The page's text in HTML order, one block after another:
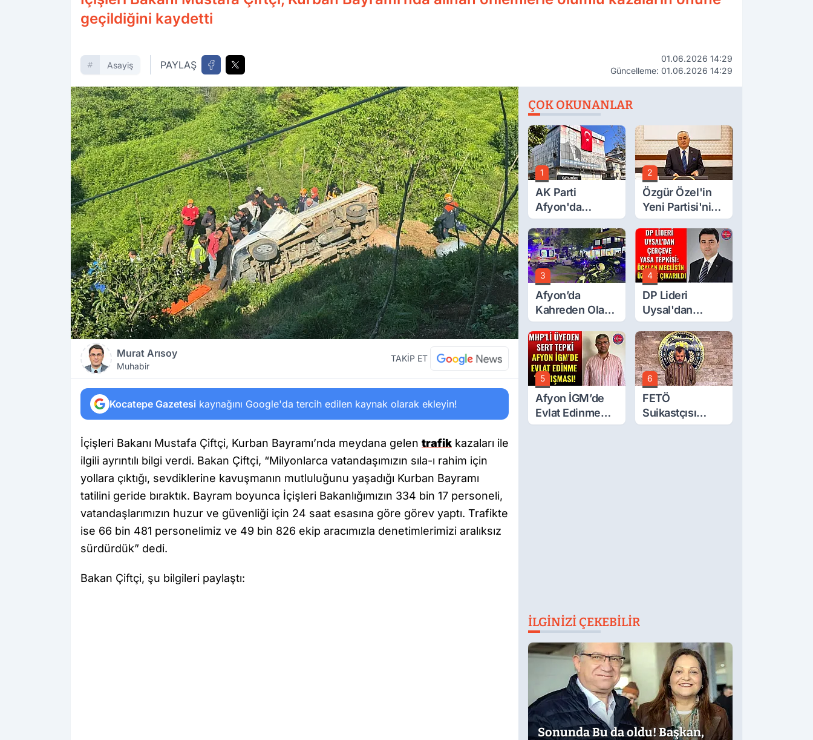
geçildiğini kaydetti
Asayiş PAYLAŞ
01.06.2026 14:29
Güncelleme: 01.06.2026 14:29
Murat Arısoy
Muhabir
TAKİP ET
Kocatepe Gazetesi kaynağını Google'da tercih edilen kaynak olarak ekleyin!
İçişleri Bakanı Mustafa Çiftçi, Kurban Bayramı’nda meydana gelen trafik kazaları ile
ilgili ayrıntılı bilgi verdi. Bakan Çiftçi, “Milyonlarca vatandaşımızın sıla-ı rahim için
yollara çıktığı, sevdiklerine kavuşmanın mutluluğunu yaşadığı Kurban Bayramı
tatilini geride bıraktık. Bayram boyunca İçişleri Bakanlığımızın 334 bin 17 personeli,
vatandaşlarımızın huzur ve güvenliği için 24 saat esasına göre görev yaptı. Trafikte
ise 66 bin 481 personelimiz ve 49 bin 826 ekip aracımızla denetimlerimizi aralıksız
sürdürdük” dedi.
Bakan Çiftçi, şu bilgileri paylaştı:
ÇOK OKUNANLAR
1
AK Parti
Afyon'da
Turgay Şahin'in
Ardından Bir
Şok Daha!
2
Özgür Özel'in
Yeni Partisi'nin
Afyon Başkanı
Belli Oldu
3
Afyon’da
Kahreden Olay:
6 Yaşındaki
Çocuk 6. Kattan
Düştü
4
DP Lideri
Uysal'dan
Çerçeve Yasa
Tepkisi: Öcalan
Meclis'in
Üzerine Çıkarıldı
5
Afyon İGM’de
Evlat Edinme
Tartışması!
6
FETÖ
Suikastçısı
Burkay
İLGINIZI ÇEKEBILIR
Sonunda Bu da oldu! Başkan,